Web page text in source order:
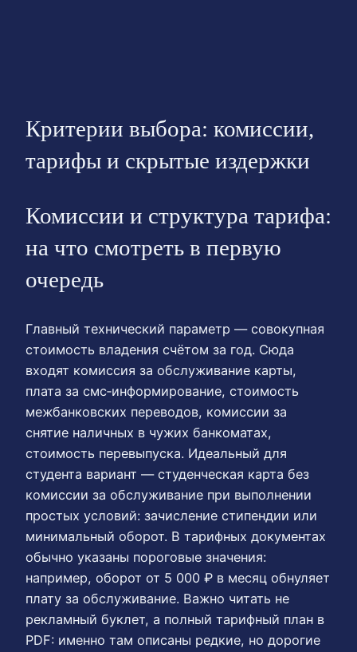
Критерии выбора: комиссии,
тарифы и скрытые издержки
Комиссии и структура тарифа:
на что смотреть в первую
очередь
Главный технический параметр — совокупная
стоимость владения счётом за год. Сюда
входят комиссия за обслуживание карты,
плата за смс‑информирование, стоимость
межбанковских переводов, комиссии за
снятие наличных в чужих банкоматах,
стоимость перевыпуска. Идеальный для
студента вариант — студенческая карта без
комиссии за обслуживание при выполнении
простых условий: зачисление стипендии или
минимальный оборот. В тарифных документах
обычно указаны пороговые значения:
например, оборот от 5 000 ₽ в месяц обнуляет
плату за обслуживание. Важно читать не
рекламный буклет, а полный тарифный план в
PDF: именно там описаны редкие, но дорогие